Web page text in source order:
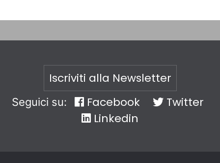
Iscriviti alla Newsletter
Seguici su: Facebook
Twitter
Linkedin